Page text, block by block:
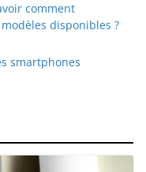
comment
disponibles ?
smartphones